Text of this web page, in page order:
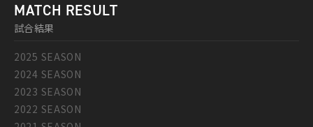
MATCH RESULT
試合結果
2025 SEASON
2024 SEASON
2023 SEASON
2022 SEASON